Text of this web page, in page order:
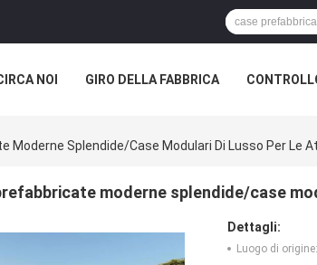
NOI GIRO DELLA FABBRICA
Moderne Splendide/case Modulari Di Lusso Per Le
moderne splendide/case
Dettagli:
Luogo di origine: